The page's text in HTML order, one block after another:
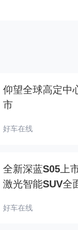
仰望全球高定中
市
好车在线
全新深蓝S05上
激光智能SUV全
好车在线